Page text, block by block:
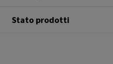
Stato prodotti